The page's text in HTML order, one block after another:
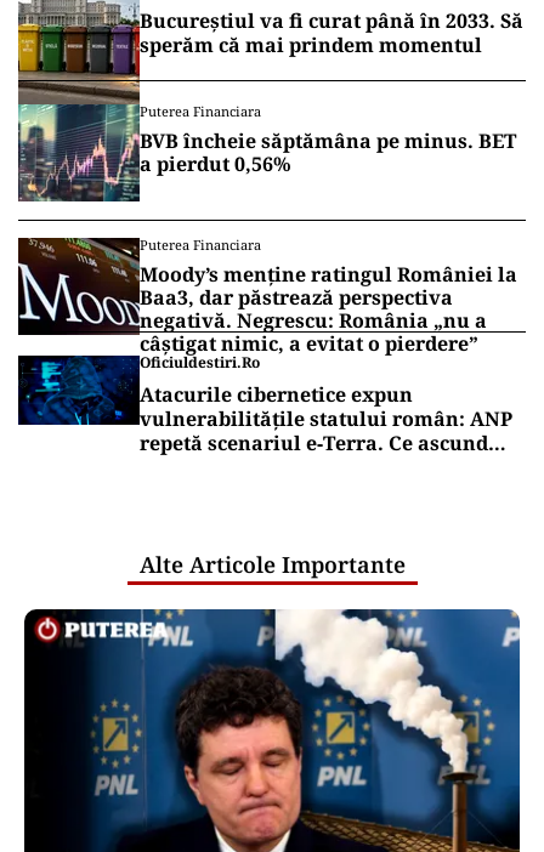
Bucureștiul va fi curat până în 2033. Să
sperăm că mai prindem momentul
Puterea Financiara
BVB încheie săptămâna pe minus. BET
a pierdut 0,56%
Puterea Financiara
Moody’s menține ratingul României la
Baa3, dar păstrează perspectiva
negativă. Negrescu: România „nu a
câștigat nimic, a evitat o pierdere”
Oficiuldestiri.ro
Atacurile cibernetice expun
vulnerabilitățile statului român: ANP
repetă scenariul e‑Terra. Ce ascund
Alte Articole Importante